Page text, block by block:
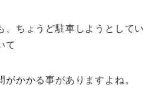
、ちょうど駐車しようとしてい
て
かかる事がありますよね。